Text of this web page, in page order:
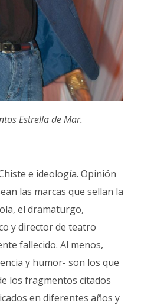
Estrella de Mar.
e ideología. Opinión
las marcas que sellan la
el dramaturgo,
y director de teatro
fallecido. Al menos,
y humor- son los que
los fragmentos citados
en diferentes años y